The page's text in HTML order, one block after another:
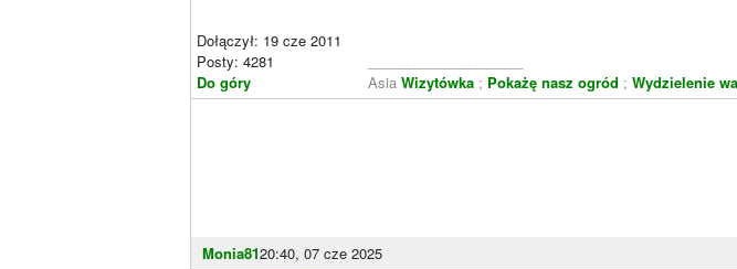
Dołączył: 19 cze 2011
Posty: 4281
Do góry
Asia Wizytówka ; Pokażę nasz ogród ; Wydzielenie
Monia8120:40, 07 cze 2025